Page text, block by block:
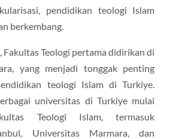
pendidikan teologi Islam
berkembang.
Fakultas Teologi pertama didirikan di
yang menjadi tonggak penting
teologi Islam di Turkiye.
universitas di Turkiye mulai
Teologi Islam, termasuk
Universitas Marmara, dan